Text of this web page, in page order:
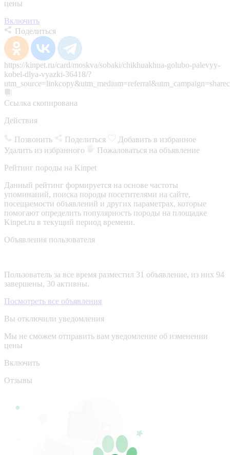
цены
Включить
Поделиться
https://kinpet.ru/card/moskva/sobaki/chikhuakhua-golubo-palevyy-
kobel-dlya-vyazki-36418/?
Ссылка скопирована
Действия
Позвонить Поделиться
Добавить в избранное
Удалить из избранного
Пожаловаться на объявление
Рейтинг породы на Kinpet
Данный рейтинг формируется на основе частоты
упоминаний, поиска породы посетителями на сайте,
посещаемости объявлений и других параметрах, которые
помогают определить популярность породы на площадке
Kinpet.ru в текущий период времени.
Объявления пользователя
Пользователь за все время разместил 31 объявление, из них 94
завершены, 30 активны.
Посмотреть все объявления
Вы отключили уведомления
Мы не сможем отправить вам уведомление об изменении
цены
Включить
Отзывы